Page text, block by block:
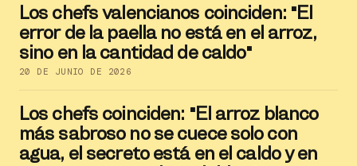
Los chefs valencianos coinciden: "El
error de la paella no está en el arroz,
sino en la cantidad de caldo"
20 DE JUNIO DE 2026
Los chefs coinciden: "El arroz blanco
más sabroso no se cuece solo con
agua, el secreto está en el caldo y en